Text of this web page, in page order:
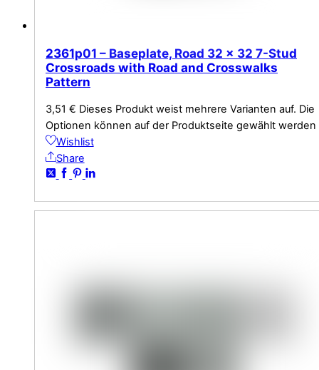
2361p01 – Baseplate, Road 32 x 32 7-Stud
Crossroads with Road and Crosswalks
Pattern
3,51 € Dieses Produkt weist mehrere Varianten auf. Die
Optionen können auf der Produktseite gewählt werden
Wishlist
Share